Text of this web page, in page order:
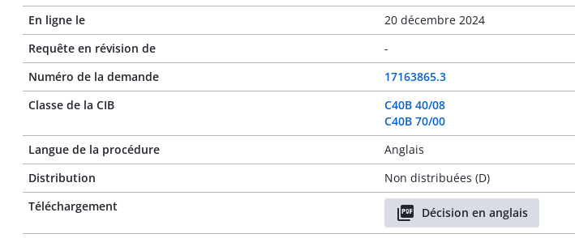
En ligne le
20 décembre 2024
Requête en révision de
-
Numéro de la demande
17163865.3
Classe de la CIB
C40B 40/08
C40B 70/00
Langue de la procédure
Anglais
Distribution
Non distribuées (D)
Téléchargement
Décision en anglais